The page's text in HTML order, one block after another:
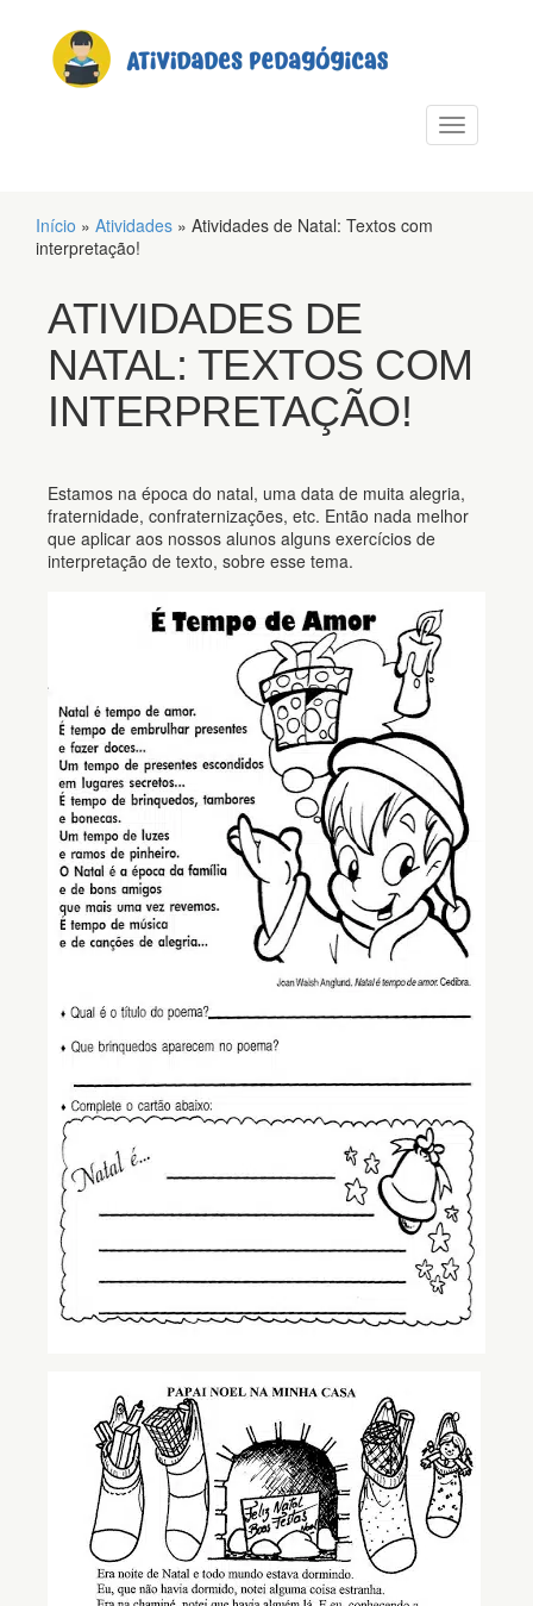
Alternar
Início » Atividades » Atividades de Natal: Textos com
interpretação!
ATIVIDADES DE
NATAL: TEXTOS COM
INTERPRETAÇÃO!
Estamos na época do natal, uma data de muita alegria,
fraternidade, confraternizações, etc. Então nada melhor
que aplicar aos nossos alunos alguns exercícios de
interpretação de texto, sobre esse tema.